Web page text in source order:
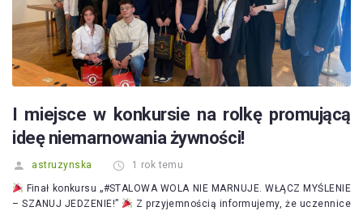
I miejsce w konkursie na rolkę promującą
ideę niemarnowania żywności!
astruzynska 1 rok temu
Finał konkursu „#STALOWA WOLA NIE MARNUJE. WŁĄCZ MYŚLENIE
– SZANUJ JEDZENIE!”
Z przyjemnością informujemy, że uczennice